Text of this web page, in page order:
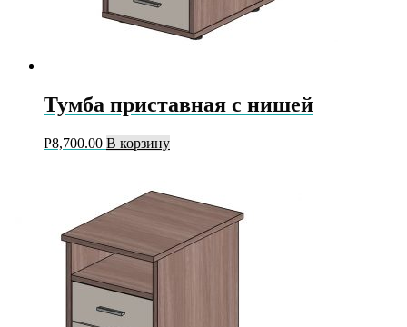
Тумба приставная с нишей
Р8,700.00 В корзину